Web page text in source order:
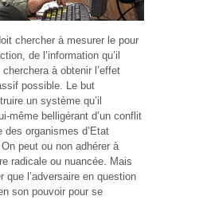
chercher à mesurer le pour
de l’information qu’il
à obtenir l’effet
possible. Le but
un système qu’il
même belligérant d’un conflit
des organismes d’Etat
peut ou non adhérer à
radicale ou nuancée. Mais
que l’adversaire en question
son pouvoir pour se